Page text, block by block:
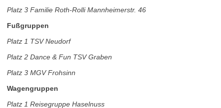
Platz 3 Familie Roth-Rolli Mannheimerstr. 46
Fußgruppen
Platz 1 TSV Neudorf
Platz 2 Dance & Fun TSV Graben
Platz 3 MGV Frohsinn
Wagengruppen
Platz 1 Reisegruppe Haselnuss